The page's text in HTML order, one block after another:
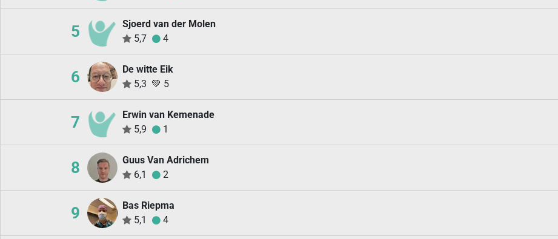
5
Sjoerd van der Molen
5,7
4
6
De witte Eik
5,3 💚 5
7
Erwin van Kemenade
5,9
1
8
Guus Van Adrichem
6,1
2
9
Bas Riepma
5,1
4